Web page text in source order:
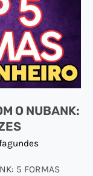
O NUBANK:
5 FORMAS